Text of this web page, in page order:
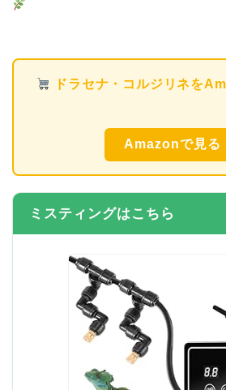
ドラセナ・コルジリネを
Amazonで見る
ミスティングはこちら